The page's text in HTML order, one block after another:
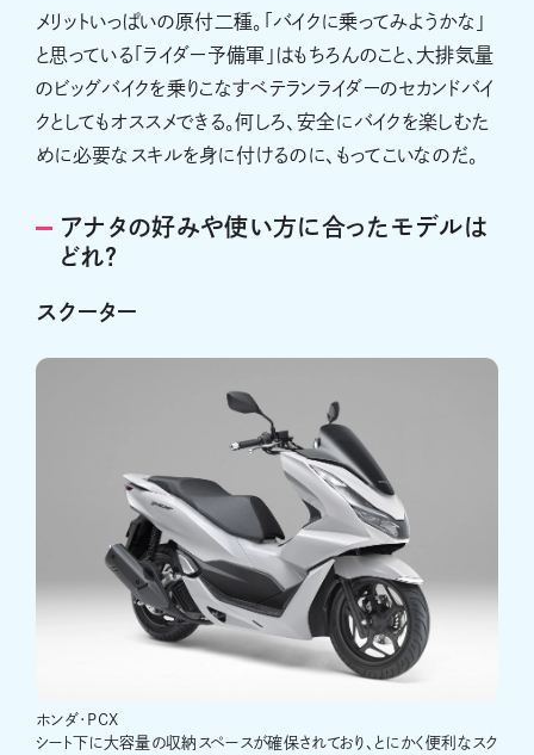
メリットいっぱいの原付二種。「バイクに乗ってみようかな」
と思っている「ライダー予備軍」はもちろんのこと、大排気量
のビッグバイクを乗りこなすベテランライダーのセカンドバイ
クとしてもオススメできる。何しろ、安全にバイクを楽しむた
めに必要なスキルを身に付けるのに、もってこいなのだ。
アナタの好みや使い方に合ったモデルは
どれ？
スクーター
ホンダ･PCX
シート下に大容量の収納スペースが確保されており、とにかく便利なスク